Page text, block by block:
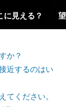
に見える？
か？
近するのはい
てください。